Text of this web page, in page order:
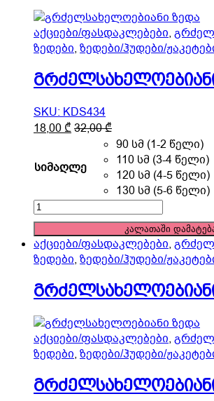
page
აქციები/ფასდაკლებები, გრძელ
ზედები, ზედები/ჰუდები/
SKU: KDS434
18,00₾32,00₾This
product
has
multiple
variants.
The
options
may
be
chosen
on
the
page
სიმაღლე
90 სმ (1-2 წელი)
110 სმ (3-4 წელი)
120 სმ (4-5 წელი)
130 სმ (5-6 წელი)
გრძელსახელოებიანი
ზედა
quantity
კალათაში
აქციები/ფასდაკლებები, გრძელ
ზედები, ზედები/ჰუდები/
აქციები/ფასდაკლებები, გრძელ
ზედები, ზედები/ჰუდები/